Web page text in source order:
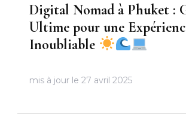
Digital Nomad à Phuket :
Ultime pour une
Inoubliable
mis à jour le 27 avril 2025